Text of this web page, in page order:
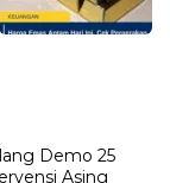
Cek Syarat,
Ganda dan